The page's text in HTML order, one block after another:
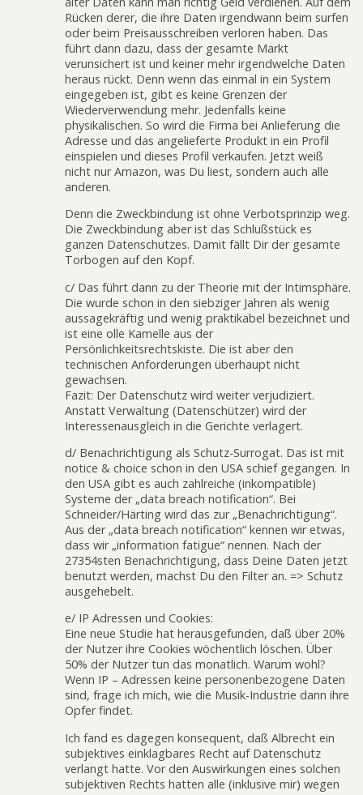
Rücken derer, die ihre Daten irgendwann beim surfen
oder beim Preisausschreiben verloren haben. Das
führt dann dazu, dass der gesamte Markt
verunsichert ist und keiner mehr irgendwelche Daten
heraus rückt. Denn wenn das einmal in ein System
eingegeben ist, gibt es keine Grenzen der
Wiederverwendung mehr. Jedenfalls keine
physikalischen. So wird die Firma bei Anlieferung die
Adresse und das angelieferte Produkt in ein Profil
einspielen und dieses Profil verkaufen. Jetzt weiß
nicht nur Amazon, was Du liest, sondern auch alle
anderen.
Denn die Zweckbindung ist ohne Verbotsprinzip weg.
Die Zweckbindung aber ist das Schlußstück es
ganzen Datenschutzes. Damit fällt Dir der gesamte
Torbogen auf den Kopf.
c/ Das führt dann zu der Theorie mit der Intimsphäre.
Die wurde schon in den siebziger Jahren als wenig
aussagekräftig und wenig praktikabel bezeichnet und
ist eine olle Kamelle aus der
Persönlichkeitsrechtskiste. Die ist aber den
technischen Anforderungen überhaupt nicht
gewachsen.
Fazit: Der Datenschutz wird weiter verjudiziert.
Anstatt Verwaltung (Datenschützer) wird der
Interessenausgleich in die Gerichte verlagert.
d/ Benachrichtigung als Schutz-Surrogat. Das ist mit
notice & choice schon in den USA schief gegangen. In
den USA gibt es auch zahlreiche (inkompatible)
Systeme der „data breach notification“. Bei
Schneider/Härting wird das zur „Benachrichtigung“.
Aus der „data breach notification“ kennen wir etwas,
dass wir „information fatigue“ nennen. Nach der
27354sten Benachrichtigung, dass Deine Daten jetzt
benutzt werden, machst Du den Filter an. => Schutz
ausgehebelt.
e/ IP Adressen und Cookies:
Eine neue Studie hat herausgefunden, daß über 20%
der Nutzer ihre Cookies wöchentlich löschen. Über
50% der Nutzer tun das monatlich. Warum wohl?
Wenn IP – Adressen keine personenbezogene Daten
sind, frage ich mich, wie die Musik-Industrie dann ihre
Opfer findet.
Ich fand es dagegen konsequent, daß Albrecht ein
subjektives einklagbares Recht auf Datenschutz
verlangt hatte. Vor den Auswirkungen eines solchen
subjektiven Rechts hatten alle (inklusive mir) wegen